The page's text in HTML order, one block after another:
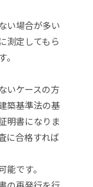
い場合が多い
測定してもら
いケースの方
築基準法の基
明書になりま
に合格すれば
です。